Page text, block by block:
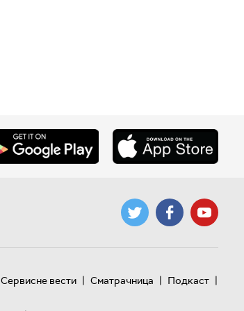
Сервисне вести | Сматрачница | Подкаст |